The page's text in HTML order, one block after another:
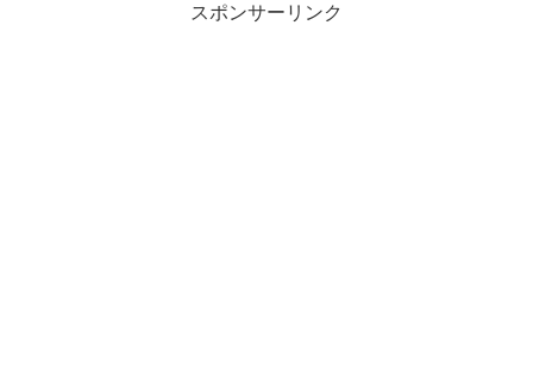
スポンサーリンク